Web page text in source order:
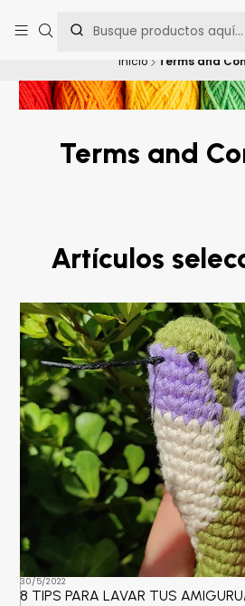
una asesoría personalizada.
Inicio Terms and
Terms and
Artículos
30/5/2022
8 TIPS PARA LAVAR TUS